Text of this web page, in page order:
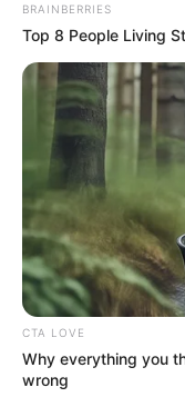
The 10 Most
Who Is Your
BRAINBERRIES
BRAINBERRIES
Top 8 People Living
CTA LOVE
Why everything you
wrong